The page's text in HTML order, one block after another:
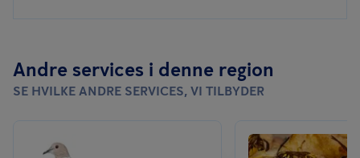
Andre services i denne region
SE HVILKE ANDRE SERVICES, VI TILBYDER